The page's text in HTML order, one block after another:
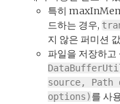
특히
드하는 경우,
지 않은 퍼미션
파일을 저장하고
source, Path
options)를 사